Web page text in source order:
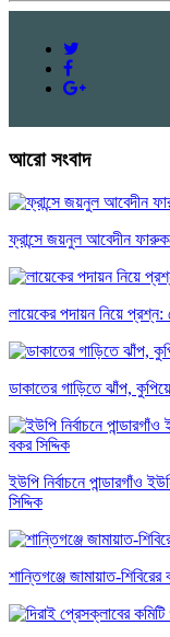
আরো সংবাদ
ফ্রান্সে জয়নুল আবেদীন
লায়েকের পদায়ন নিয়ে প্রশ্ন:
ডাকাতের গাড়িতে ঝাঁপ,
ইউপি নির্বাচনে
সিদ্দিক
শান্তিগঞ্জে জামায়াত-